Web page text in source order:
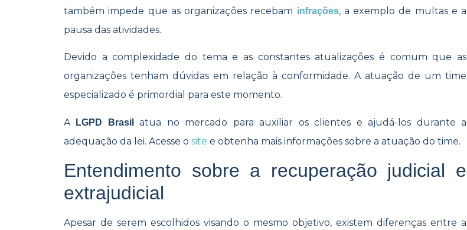
também impede que as organizações recebam infrações, a exemplo de multas e a
pausa das atividades.
Devido a complexidade do tema e as constantes atualizações é comum que as
organizações tenham dúvidas em relação à conformidade. A atuação de um time
especializado é primordial para este momento.
A LGPD Brasil atua no mercado para auxiliar os clientes e ajudá-los durante a
adequação da lei. Acesse o site e obtenha mais informações sobre a atuação do time.
Entendimento sobre a recuperação judicial e
extrajudicial
Apesar de serem escolhidos visando o mesmo objetivo, existem diferenças entre a